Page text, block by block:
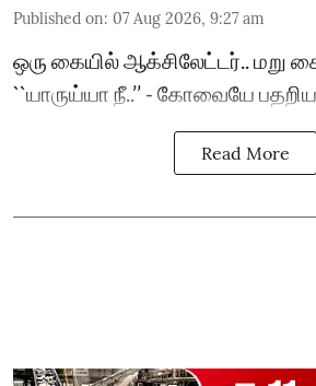
Published on: 07 Aug 2026, 9:27 am
ஒரு கையில் ஆக்சிலேட்டர்.. மறு
``யாருய்யா நீ..’’ - கோவையே
Read More